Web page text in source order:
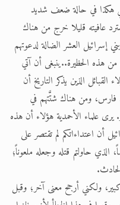
هكذا في حالة ضعف شديد
عافيته قليلا خرج من هناك
إسرائيل العشر الضالة لدعوتهم
هذه الحظيرة..ينبغى أن آتي
إلى هؤلاء القبائل الذين يذكر التاريخ أن
فارس، ومن هناك شتَّتهم في
يرى علماء الأحمدية هؤلاء أن هذه
أن اعتداءاتكم لم تقتصر على
حاولتم قتله وجعله ملعوناً؛
ولكني أرجح معنى آخر؛ وقبل